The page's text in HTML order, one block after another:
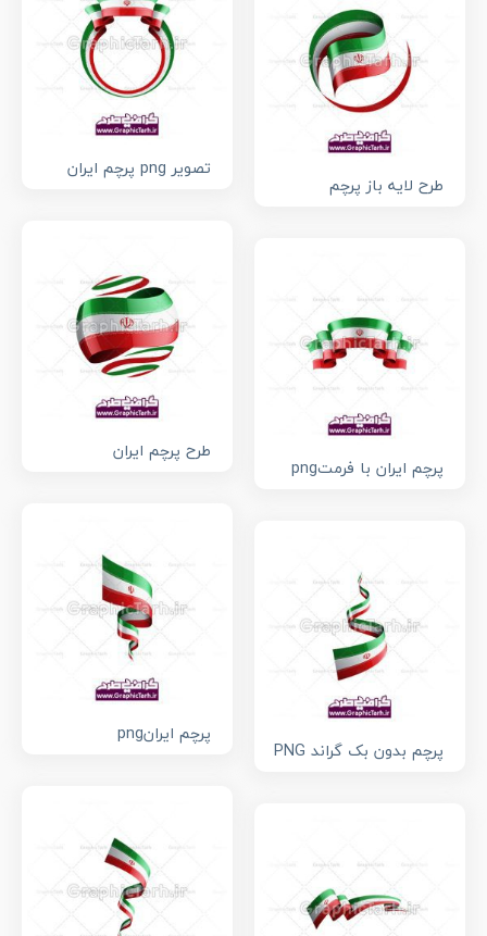
تصویر png پرچم ایران
طرح لایه باز پرچم
طرح پرچم ایران
پرچم ایران با فرمتpng
پرچم ایرانpng
پرچم بدون بک گراند PNG